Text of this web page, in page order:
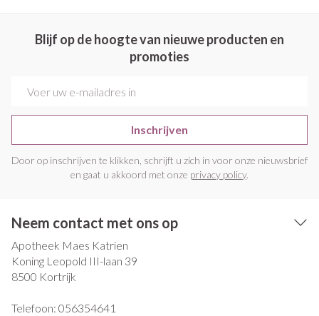
Blijf op de hoogte van nieuwe producten en
promoties
Inschrijven
Door op inschrijven te klikken, schrijft u zich in voor onze nieuwsbrief
en gaat u akkoord met onze privacy policy.
Neem contact met ons op
Apotheek Maes Katrien
Koning Leopold III-laan 39
8500 Kortrijk
Telefoon: 056354641